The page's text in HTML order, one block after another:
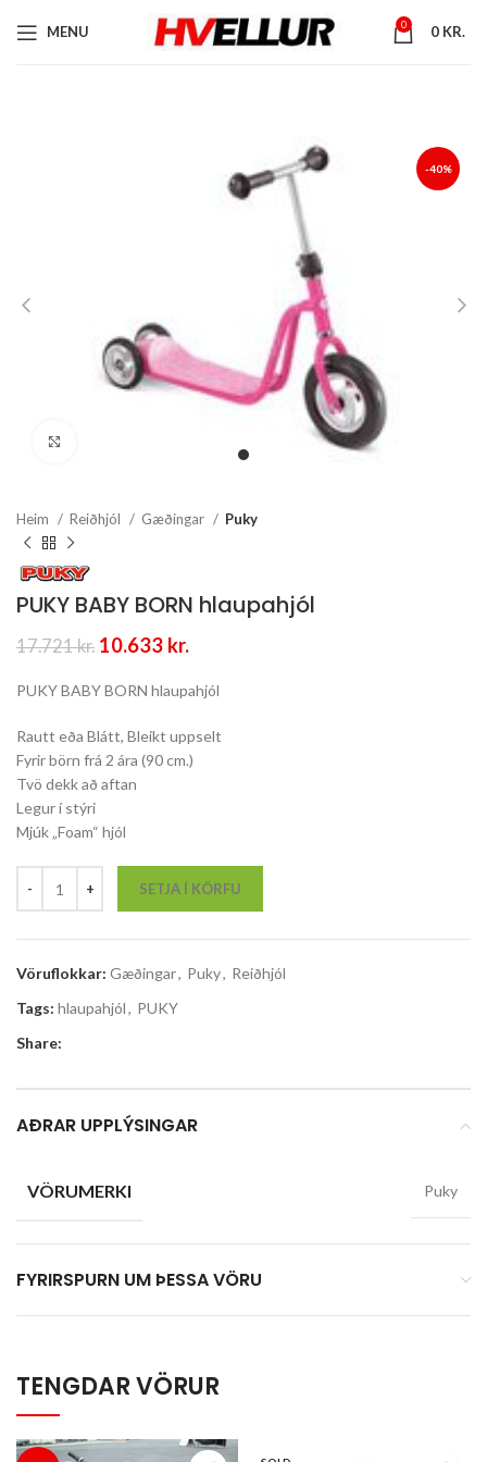
MENU 0 0 KR.
-40%
Heim Reiðhjól Gæðingar Puky
PUKY BABY BORN hlaupahjól
17.721kr. Original
was:
10.633 kr.
is:
PUKY BABY BORN hlaupahjól
Rautt eða Blátt, Bleikt uppselt
Fyrir börn frá 2 ára (90 cm.)
Tvö dekk að aftan
Legur í stýri
Mjúk „Foam“ hjól
SETJA Í KÖRFU
Vöruflokkar: Gæðingar, Puky, Reiðhjól
Tags: hlaupahjól, PUKY
Share:
AÐRAR UPPLÝSINGAR
VÖRUMERKI Puky
FYRIRSPURN UM ÞESSA VÖRU
TENGDAR VÖRUR